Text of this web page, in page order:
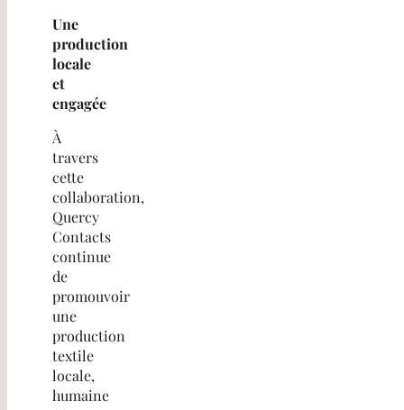
Une
production
locale
et
engagée
À
travers
cette
collaboration,
Quercy
Contacts
continue
de
promouvoir
une
production
textile
locale,
humaine